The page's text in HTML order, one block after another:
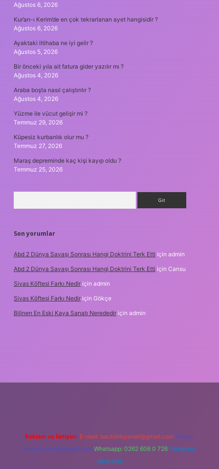
Ağustos 6, 2026
Kur’an-ı Kerim’de en çok tekrarlanan ayet hangisidir ?
Ağustos 6, 2026
Ayaktaki iltihaba ne iyi gelir ?
Ağustos 5, 2026
Bir önceki yıla ait fatura gider yazılır mı ?
Ağustos 4, 2026
Araba boşta nasıl çalıştırılır ?
Ağustos 4, 2026
Yüzme ile vücut gelişir mi ?
Temmuz 29, 2026
Küpesiz kurbanlık olur mu ?
Temmuz 27, 2026
Maraş depreminde kaç kişi kayıp oldu ?
Temmuz 25, 2026
Son yorumlar
Abd 2 Dünya Savaşı Sonrası Hangi Doktrini Terk Etti için admin
Abd 2 Dünya Savaşı Sonrası Hangi Doktrini Terk Etti için Cansu
Sivas Köftesi Farkı Nedir için admin
Sivas Köftesi Farkı Nedir için Gökçe
Bilinen En Eski Kaya Sanatı Nerededir için admin
Reklam ve İletişim: E-mail: backlinkpaneli@gmail.com Teams:
forumhizmeti@gmail.com Whatsapp: 0262 606 0 726 Telegram:
@karabul